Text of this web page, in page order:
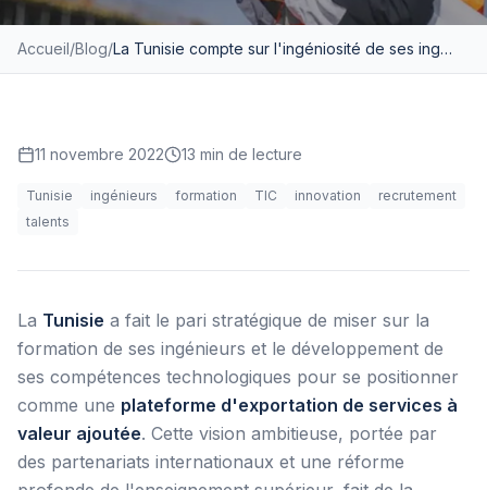
Accueil/Blog/ La Tunisie compte sur l'ingéniosité de ses ingénieurs : un vivier de talents pour l'externalisation
11 novembre 2022 13 min de lecture
Tunisie ingénieurs formation TIC innovation
recrutement
talents
La Tunisie a fait le pari stratégique de miser sur la
formation de ses ingénieurs et le développement de
ses compétences technologiques pour se positionner
comme une plateforme d'exportation de services à
valeur ajoutée. Cette vision ambitieuse, portée par
des partenariats internationaux et une réforme